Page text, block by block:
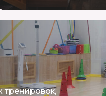
тренировок,